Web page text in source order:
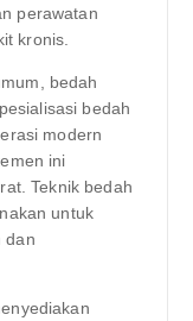
perawatan
kronis.
bedah
bedah
modern
ini
Teknik bedah
untuk
dan